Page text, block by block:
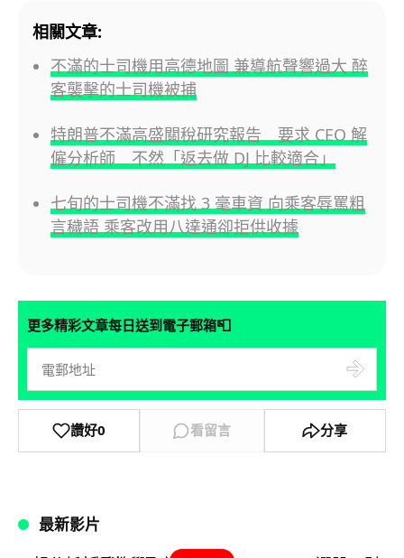
相關文章:
不滿的士司機用高德地圖 兼導航聲響過大 醉
客襲擊的士司機被捕
特朗普不滿高盛關稅研究報告 要求 CEO 解
僱分析師 不然「返去做 DJ 比較適合」
七旬的士司機不滿找 3 毫車資 向乘客辱罵粗
言穢語 乘客改用八達通卻拒供收據
更多精彩文章每日送到電子郵箱📮
讚好0 看留言 分享
最新影片